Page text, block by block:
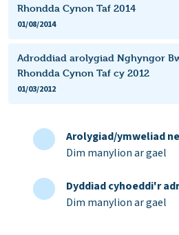
Rhondda Cynon Taf 2014
01/08/2014
Adroddiad arolygiad Nghyngor
Rhondda Cynon Taf cy 2012
01/03/2012
Arolygiad/ymweliad
Dim manylion ar gael
Dyddiad cyhoeddi'r
Dim manylion ar gael